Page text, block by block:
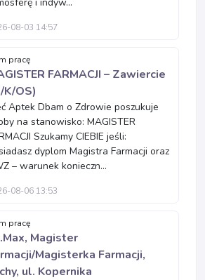
08-03 14:57
pracę
FARMACJI – Zawiercie
K/OS)
Aptek Dbam o Zdrowie poszukuje
na stanowisko: MAGISTER
Szukamy CIEBIE jeśli:
dyplom Magistra Farmacji oraz
– warunek konieczn...
08-06 13:53
pracę
Magister
Magisterka Farmacji,
ul. Kopernika